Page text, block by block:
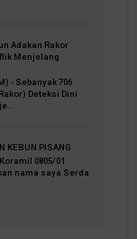
Adakan Rakor
Menjelang
- Sebanyak 706
Deteksi Dini
KEBUN PISANG
0805/01
nama saya Serda